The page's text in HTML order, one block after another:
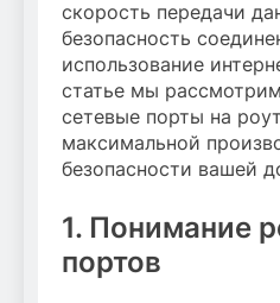
скорость передачи
безопасность
использование
статье мы
сетевые порты на
максимальной
безопасности вашей
1. Понимание
портов